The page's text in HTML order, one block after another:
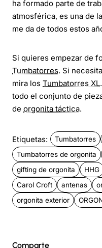
ha formado parte de
atmosférica, es una de
me da de todos estos
Si quieres empezar de
Tumbatorres. Si
mira los Tumbatorres XL
todo el conjunto de
de orgonita táctica.
Etiquetas: Tumbatorres
Tumbatorres de orgonita
gifting de orgonita
HHG
Carol Croft
antenas
orgonita exterior
Comparte